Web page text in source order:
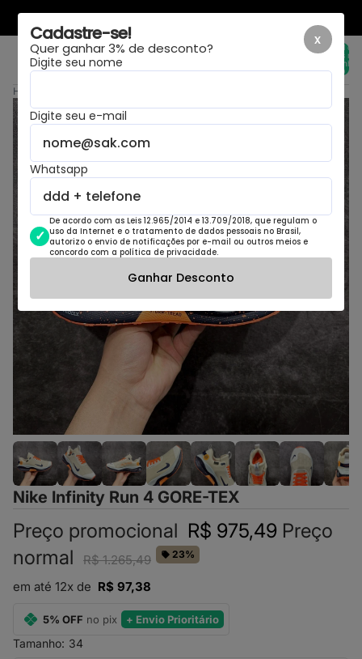
LAYOUT NOVO, MESMA LOJA
Total de
itens no
carrinho:
0
Home
Nike Infinity Run 4 GORE-TEX
Preço promocional R$ 975,49 Preço
normal
R$ 1.265,49 23%
em até 12x de R$ 97,38
5% OFF no pix + Envio Prioritário
Tamanho: 34
x
Cadastre-se!
Quer ganhar 3% de desconto?
Digite seu nome
Digite seu e-mail
Whatsapp
De acordo com as Leis 12.965/2014 e 13.709/2018, que regulam o
uso da Internet e o tratamento de dados pessoais no Brasil,
autorizo o envio de notificações por e-mail ou outros meios e
concordo com a política de privacidade.
Ganhar Desconto